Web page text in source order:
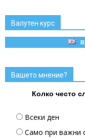
Валутен курс
Вашето мнение?
Колко често
Всеки ден
Само при важни